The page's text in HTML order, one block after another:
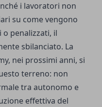
i lavoratori non
su come vengono
penalizzati, il
sbilanciato. La
nei prossimi anni, si
terreno: non
tra autonomo e
effettiva del